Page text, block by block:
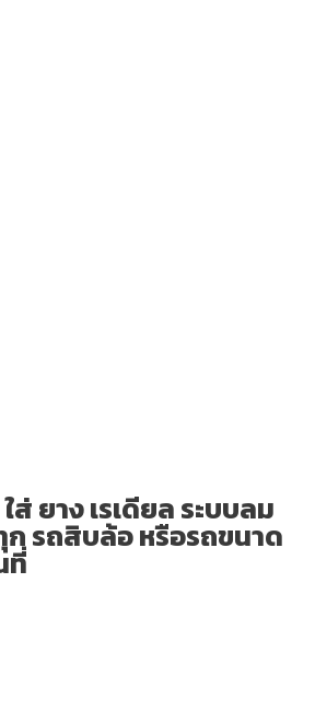
ส่ ยาง เรเดียล ระบบลม
รถสิบล้อ หรือรถขนาด
ที่